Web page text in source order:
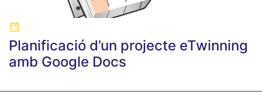
Planificació d’un projecte eTwinning
amb Google Docs